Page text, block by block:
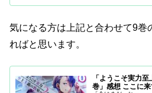
気になる方は上記と合わせて9巻
ればと思います。
「ようこそ実力
巻」感想 ここに